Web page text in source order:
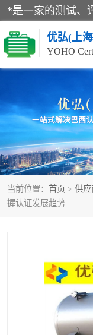
优弘(上
YOHO
当前位置： 首页 > 供应
握认证发展趋势
RECYCLASS认证
NR12认证
ART认证
巴西认证